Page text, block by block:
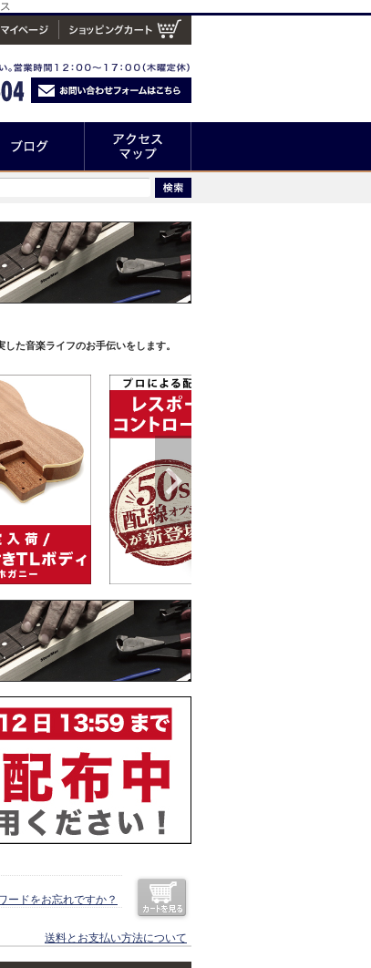
た音楽ライフのお手伝いをします。
ードをお忘れですか？
送料とお支払い方法について